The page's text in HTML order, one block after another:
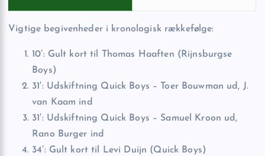
Vigtige begivenheder i kronologisk rækkefølge:
10′: Gult kort til Thomas Haaften (Rijnsburgse
Boys)
31′: Udskiftning Quick Boys – Toer Bouwman ud, J.
van Kaam ind
31′: Udskiftning Quick Boys – Samuel Kroon ud,
Rano Burger ind
34′: Gult kort til Levi Duijn (Quick Boys)